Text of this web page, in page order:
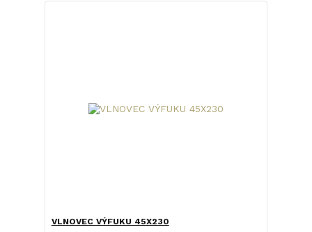
VLNOVEC VÝFUKU 45X230